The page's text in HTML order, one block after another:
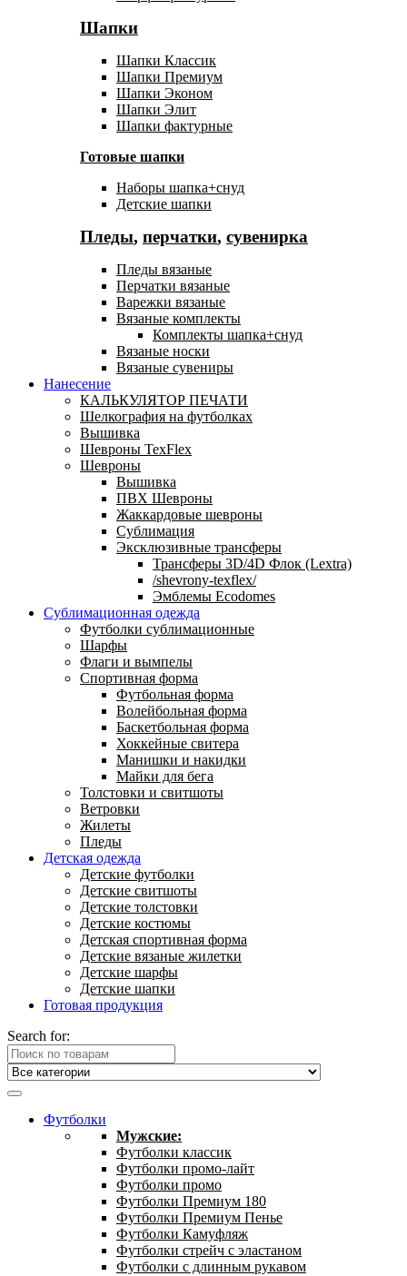
Шапки
Шапки Классик
Шапки Премиум
Шапки Эконом
Шапки Элит
Шапки фактурные
Готовые шапки
Наборы шапка+снуд
Детские шапки
Пледы, перчатки, сувенирка
Пледы вязаные
Перчатки вязаные
Варежки вязаные
Вязаные комплекты
Комплекты шапка+снуд
Вязаные носки
Вязаные сувениры
Нанесение
КАЛЬКУЛЯТОР ПЕЧАТИ
Шелкография на футболках
Вышивка
Шевроны TexFlex
Шевроны
Вышивка
ПВХ Шевроны
Жаккардовые шевроны
Сублимация
Эксклюзивные трансферы
Трансферы 3D/4D Флок (Lextra)
/shevrony-texflex/
Эмблемы Ecodomes
Сублимационная одежда
Футболки сублимационные
Шарфы
Флаги и вымпелы
Спортивная форма
Футбольная форма
Волейбольная форма
Баскетбольная форма
Хоккейные свитера
Манишки и накидки
Майки для бега
Толстовки и свитшоты
Ветровки
Жилеты
Пледы
Детская одежда
Детские футболки
Детские свитшоты
Детские толстовки
Детские костюмы
Детская спортивная форма
Детские вязаные жилетки
Детские шарфы
Детские шапки
Готовая продукция
Search for:
Футболки
Мужские:
Футболки классик
Футболки промо-лайт
Футболки промо
Футболки Премиум 180
Футболки Премиум Пенье
Футболки Камуфляж
Футболки стрейч с эластаном
Футболки с длинным рукавом